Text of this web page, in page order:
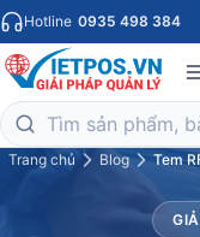
Hotline 0935 498 384
Trang chủ Blog Tem